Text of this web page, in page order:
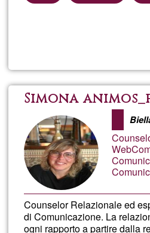
Simona
Counselor Relazionale ed
di Comunicazione. La
ogni rapporto a partire dalla